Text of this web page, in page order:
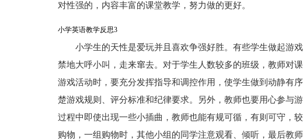
对性强的，内容丰富的课堂教学，努力做的更好。
小学英语教学反思3
小学生的天性是爱玩并且喜欢争强好胜。有些学生做起游
禁地大呼小叫，走来窜去。对于学生人数较多的班级，教师对
游戏活动时，要充分发挥指导和调控作用，使学生做到动静有
楚游戏规则、评分标准和纪律要求。另外，教师也要用心参与
过程中即使出现一些小插曲，教师也能有规可循，有则可守，
购物，一组购物时，其他小组的同学注意观看、倾听，最后教